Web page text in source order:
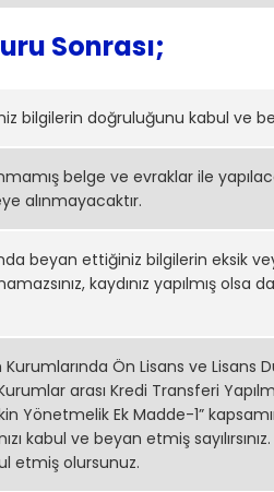
Sonrası;
bilgilerin doğruluğunu kabul ve
belge ve evraklar ile
alınmayacaktır.
beyan ​ettiğiniz bilgilerin eksik
kaydınız yapılmış olsa
Ön Lisans ve Lisans
arası Kredi Transferi
Yönetmelik Ek Madde-1”
kabul ve beyan etmiş
etmiş olursunuz.​